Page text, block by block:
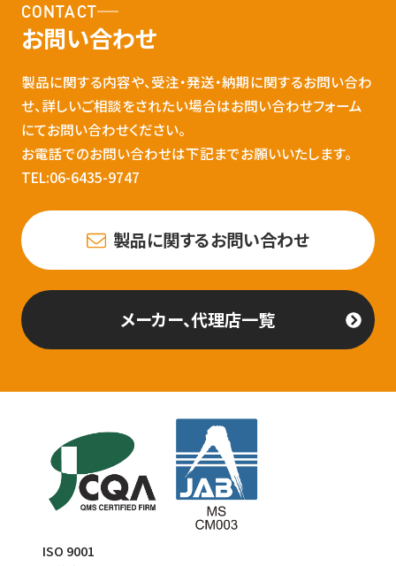
CONTACT
お問い合わせ
製品に関する内容や、受注・発送・納期に関するお問い合わ
せ、詳しいご相談をされたい場合はお問い合わせフォーム
にてお問い合わせください。
お電話でのお問い合わせは下記までお願いいたします。
TEL:06-6435-9747
製品に関するお問い合わせ
メーカー、代理店一覧
ISO 9001